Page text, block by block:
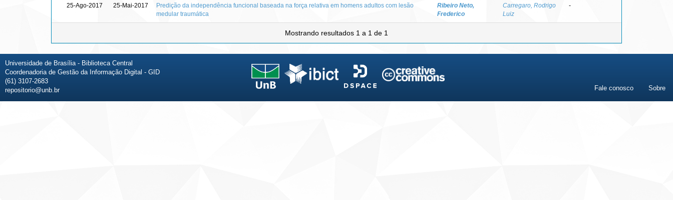
25-Ago-2017 25-Mai-2017
Predição da independência funcional baseada na força relativa em homens adultos com lesão
medular traumática
Ribeiro Neto,
Frederico
Carregaro, Rodrigo
Luiz
-
Mostrando resultados 1 a 1 de 1
Universidade de Brasília - Biblioteca Central
Coordenadoria de Gestão da Informação Digital - GID
(61) 3107-2683
repositorio@unb.br
Fale conosco Sobre